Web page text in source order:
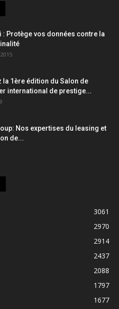
: Protège vos données contre la
la 1ère édition du Salon de
international de prestige...
Nos expertises du leasing et
de...
3061
2970
2914
2437
2088
1797
1677